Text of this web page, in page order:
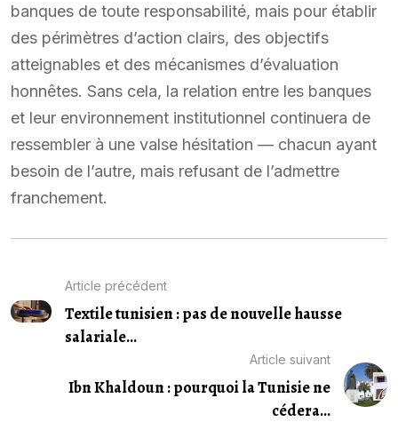
banques de toute responsabilité, mais pour établir
des périmètres d’action clairs, des objectifs
atteignables et des mécanismes d’évaluation
honnêtes. Sans cela, la relation entre les banques
et leur environnement institutionnel continuera de
ressembler à une valse hésitation — chacun ayant
besoin de l’autre, mais refusant de l’admettre
franchement.
Article précédent
Textile tunisien : pas de nouvelle hausse
salariale...
Article suivant
Ibn Khaldoun : pourquoi la Tunisie ne
cédera...